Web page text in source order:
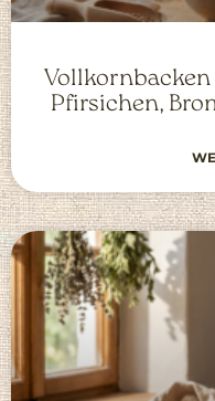
Pfirsichen,